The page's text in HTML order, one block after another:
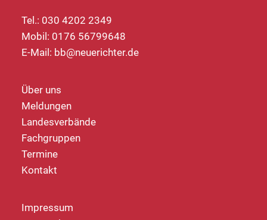
Tel.: 030 4202 2349
Mobil: 0176 56799648
E-Mail: bb@neuerichter.de
Über uns
Meldungen
Landesverbände
Fachgruppen
Termine
Kontakt
Impressum